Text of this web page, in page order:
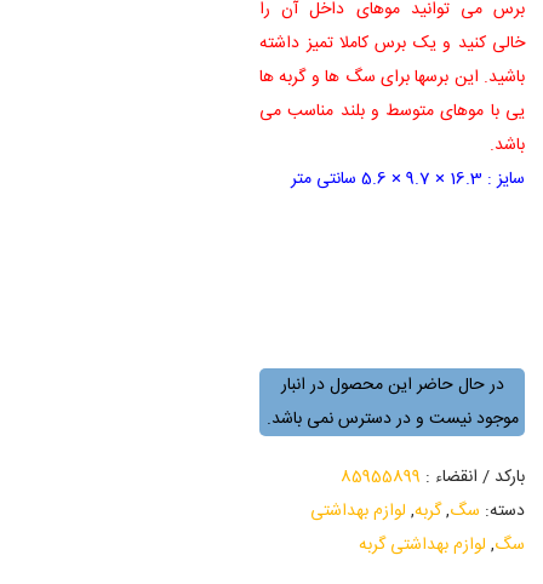
برس می توانید موهای داخل آن را
خالی کنید و یک برس کاملا تمیز داشته
باشید. این برسها برای سگ ها و گربه ها
یی با موهای متوسط و بلند مناسب می
باشد.
سایز : 16.3 × 9.7 × 5.6 سانتی متر
در حال حاضر این محصول در انبار
موجود نیست و در دسترس نمی باشد.
بارکد / انقضاء : 85955899
دسته: سگ,گربه, لوازم بهداشتی
سگ, لوازم بهداشتی گربه